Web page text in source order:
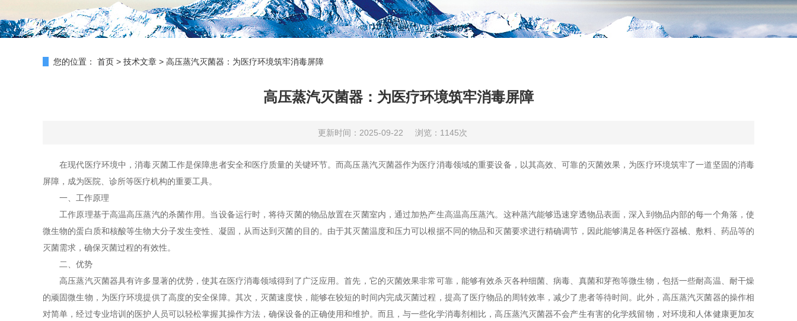
您的位置： 首页 > 技术文章 > 高压蒸汽灭菌器：为医疗环境筑牢消毒屏障
高压蒸汽灭菌器：为医疗环境筑牢消毒屏障
更新时间：2025-09-22 浏览：1145次
在现代医疗环境中，消毒灭菌工作是保障患者安全和医疗质量的关键环节。而高压蒸汽灭菌器作为医疗消毒领域的重要设备，以其高效、可靠的灭菌效果，为医疗环境筑牢了一道坚固的消毒
屏障，成为医院、诊所等医疗机构的重要工具。
一、工作原理
工作原理基于高温高压蒸汽的杀菌作用。当设备运行时，将待灭菌的物品放置在灭菌室内，通过加热产生高温高压蒸汽。这种蒸汽能够迅速穿透物品表面，深入到物品内部的每一个角落，使
微生物的蛋白质和核酸等生物大分子发生变性、凝固，从而达到灭菌的目的。由于其灭菌温度和压力可以根据不同的物品和灭菌要求进行精确调节，因此能够满足各种医疗器械、敷料、药品等的
灭菌需求，确保灭菌过程的有效性。
二、优势
高压蒸汽灭菌器具有许多显著的优势，使其在医疗消毒领域得到了广泛应用。首先，它的灭菌效果非常可靠，能够有效杀灭各种细菌、病毒、真菌和芽孢等微生物，包括一些耐高温、耐干燥
的顽固微生物，为医疗环境提供了高度的安全保障。其次，灭菌速度快，能够在较短的时间内完成灭菌过程，提高了医疗物品的周转效率，减少了患者等待时间。此外，高压蒸汽灭菌器的操作相
对简单，经过专业培训的医护人员可以轻松掌握其操作方法，确保设备的正确使用和维护。而且，与一些化学消毒剂相比，高压蒸汽灭菌器不会产生有害的化学残留物，对环境和人体健康更加友